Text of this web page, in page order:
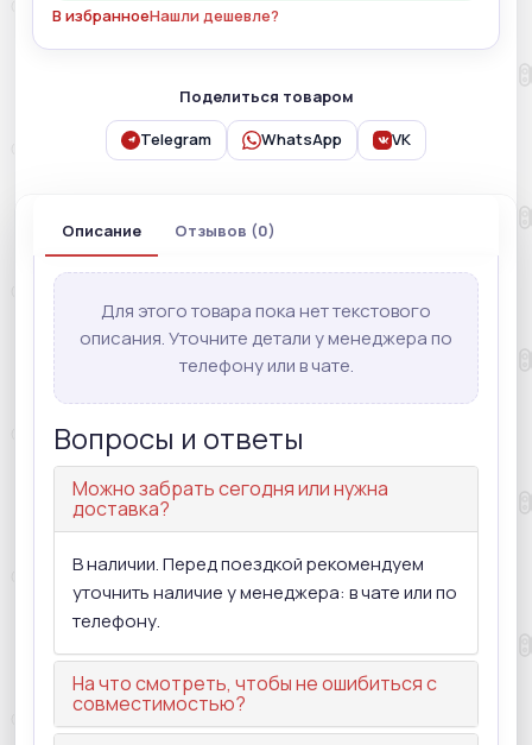
В избранноеНашли дешевле?
Поделиться товаром
Telegram WhatsApp VK
Описание Отзывов (0)
Для этого товара пока нет текстового
описания. Уточните детали у менеджера по
телефону или в чате.
Вопросы и ответы
Можно забрать сегодня или нужна
доставка?
В наличии. Перед поездкой рекомендуем
уточнить наличие у менеджера: в чате или по
телефону.
На что смотреть, чтобы не ошибиться с
совместимостью?